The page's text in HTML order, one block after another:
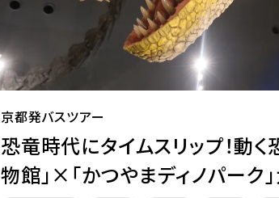
京都発バスツアー
恐竜時代にタイムスリップ！動
物館」×「かつやまディノパーク